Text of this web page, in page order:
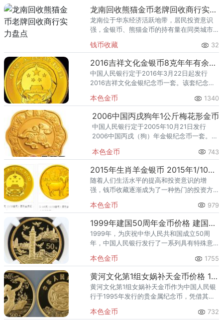
回收渠道里，能精准识别版别溢
龙南回收熊猫金币老牌回收商行实力盘点
龙南位于华东经济活跃地带，居民投资意识
强，金银币、熊猫金币的持有量在同类城市
熊猫金币的需求就明显升温，但鱼龙混杂的
回收渠道里，能精准识别版别溢
钱币收藏 32
2016吉祥文化金银币8克年年有余金币
中国人民银行定于2016年3月22日起发行
2016吉祥文化金银纪念币一套。该套纪念币
民共和国法定货币。
本色金币 1340
2006中国丙戌狗年1公斤梅花形金币
中国人民银行定于2005年10月21日发行
2006中国丙戌（狗）年金银纪念币一套。该
均为中华人民共和国法定货币。
本色金币 743
2015年生肖羊金银币 2015年1/10盎司生肖羊金币价格
随着人们生活水平的提高和投资意识的增
强，钱币收藏逐渐成为了一种热门的投资方
品，更是备受瞩目。2015中国乙未（羊）年
金银纪念币是为弘扬生肖文化，
本色金币 979
1999年建国50周年金币价格 建国50周年金币最新价格
1999年，为庆祝中华人民共和国成立50周
年，中国人民银行发行了一系列具有特殊意
事件的纪念，也是贵金属收藏领域的热门之
选。1999年建国50周
本色金币 1755
黄河文化第1组女娲补天金币价格 1995年女娲补天金币值多少钱
黄河文化第1组女娲补天金币作为中国人民银
行于1995年发行的贵金属纪念币，凭借其深
发行量，成为了收藏界的一颗璀璨明珠。那
本色金币 732